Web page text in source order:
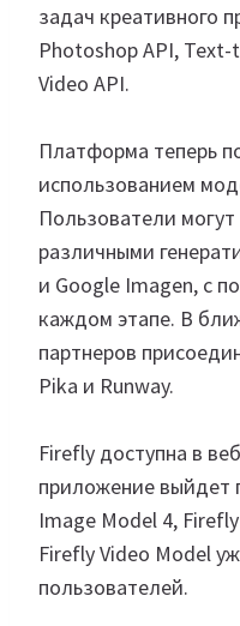
задач креативного
Photoshop API,
Video API.
Платформа теперь
использованием
Пользователи
различными
и Google Imagen, с
каждом этапе. В
партнеров
Pika и Runway.
Firefly доступна в
приложение
Image Model 4,
Firefly Video Model
пользователей.